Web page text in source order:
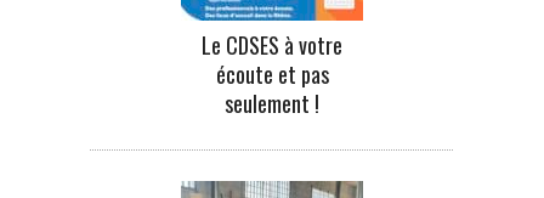
Le CDSES à votre
écoute et pas
seulement !